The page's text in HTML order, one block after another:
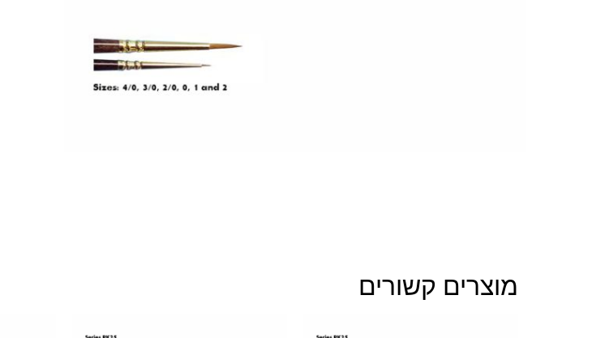
מוצרים קשורים